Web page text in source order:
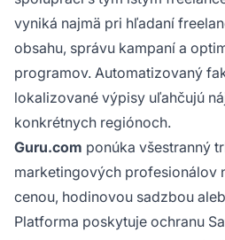
vyniká najmä pri hľadaní
obsahu, správu kampaní a
programov. Automatizovaný
lokalizované výpisy uľahčujú
konkrétnych regiónoch.
Guru.com ponúka všestranný
marketingových profesionálov
cenou, hodinovou sadzbou
Platforma poskytuje ochranu